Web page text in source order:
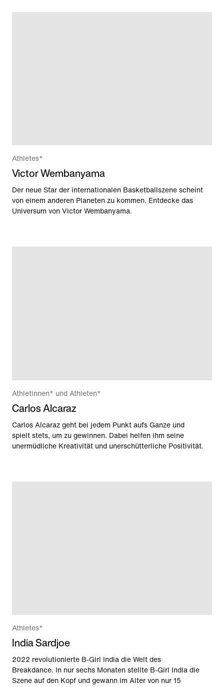
Athletes*
Victor Wembanyama
Der neue Star der internationalen Basketballszene scheint
von einem anderen Planeten zu kommen. Entdecke das
Universum von Victor Wembanyama.
Athletinnen* und Athleten*
Carlos Alcaraz
Carlos Alcaraz geht bei jedem Punkt aufs Ganze und
spielt stets, um zu gewinnen. Dabei helfen ihm seine
unermüdliche Kreativität und unerschütterliche Positivität.
Athletes*
India Sardjoe
2022 revolutionierte B-Girl India die Welt des
Breakdance. In nur sechs Monaten stellte B-Girl India die
Szene auf den Kopf und gewann im Alter von nur 15